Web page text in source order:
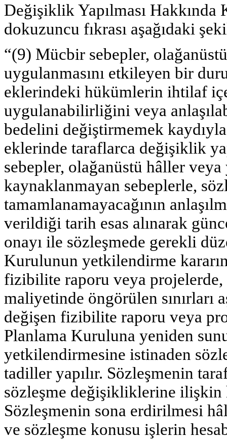
Değişiklik Yapılması
dokuzuncu fıkrası aşağıdaki
“(9) Mücbir sebepler,
uygulanmasını etkileyen bir
eklerindeki hükümlerin ihtilaf
uygulanabilirliğini veya
bedelini değiştirmemek
eklerinde taraflarca değişiklik
sebepler, olağanüstü hâller
kaynaklanmayan sebeplerle,
tamamlanamayacağının
verildiği tarih esas alınarak
onayı ile sözleşmede gerekli
Kurulunun yetkilendirme
fizibilite raporu veya projelerde,
maliyetinde öngörülen sınırları
değişen fizibilite raporu veya
Planlama Kuruluna yeniden
yetkilendirmesine istinaden
tadiller yapılır. Sözleşmenin
sözleşme değişikliklerine ilişkin
Sözleşmenin sona erdirilmesi
ve sözleşme konusu işlerin